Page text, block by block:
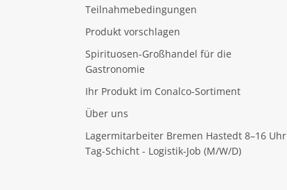
Teilnahmebedingungen
Produkt vorschlagen
Spirituosen-Großhandel für die
Gastronomie
Ihr Produkt im Conalco-Sortiment
Über uns
Lagermitarbeiter Bremen Hastedt 8–16 Uhr
Tag-Schicht - Logistik-Job (M/W/D)